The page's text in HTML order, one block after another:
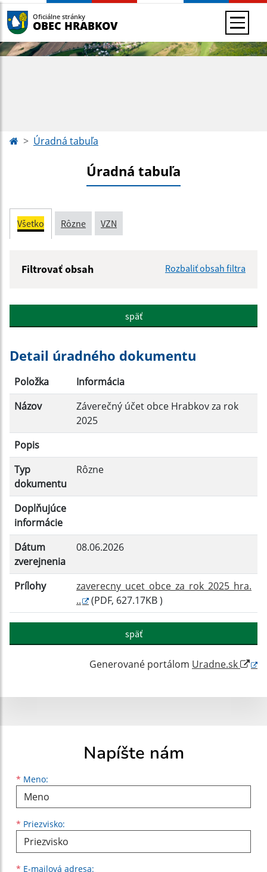
Oficiálne stránky
OBEC HRABKOV
Úradná tabuľa
Úradná tabuľa
Všetko Rôzne VZN
Filtrovať obsah Rozbaliť obsah filtra
Popis:
Dátum zverejnenia do:
Filtrovať
späť
Detail úradného dokumentu
Položka
Informácia
Názov
Záverečný účet obce Hrabkov za rok
2025
Popis
Typ
dokumentu
Rôzne
Doplňujúce
informácie
Dátum
zverejnenia
08.06.2026
Prílohy
zaverecny_ucet_obce_za_rok_2025_hra.
..
(PDF, 627.17KB )
späť
Generované portálom Uradne.sk
Napíšte nám
* Meno:
Meno
* Priezvisko:
Priezvisko
* E-mailová adresa:
E-mailová adresa